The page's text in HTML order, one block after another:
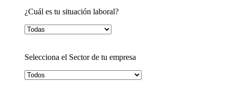
¿Cuál es tu situación laboral?
Selecciona el Sector de tu empresa